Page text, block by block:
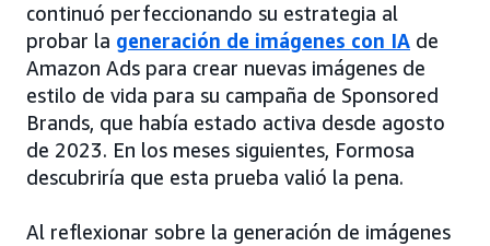
continuó perfeccionando su estrategia al
probar la generación de imágenes con IA de
Amazon Ads para crear nuevas imágenes de
estilo de vida para su campaña de Sponsored
Brands, que había estado activa desde agosto
de 2023. En los meses siguientes, Formosa
descubriría que esta prueba valió la pena.
Al reflexionar sobre la generación de imágenes